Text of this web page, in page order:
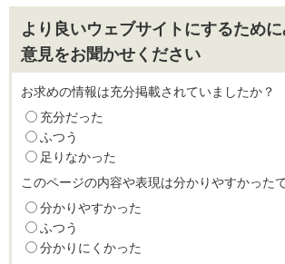
より良いウェブサイトにするため
意見をお聞かせください
お求めの情報は充分掲載されていましたか？
充分だった
ふつう
足りなかった
このページの内容や表現は分かりやすかった
分かりやすかった
ふつう
分かりにくかった